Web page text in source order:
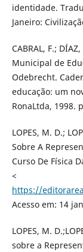
identidade.
Janeiro:
CABRAL, F.;
Municipal de
Odebrecht.
educação: um
RonaLtda, 1998.
LOPES, M. D.;
Sobre A
Curso De Física
<
https://
Acesso em: 14
LOPES, M.
sobre a